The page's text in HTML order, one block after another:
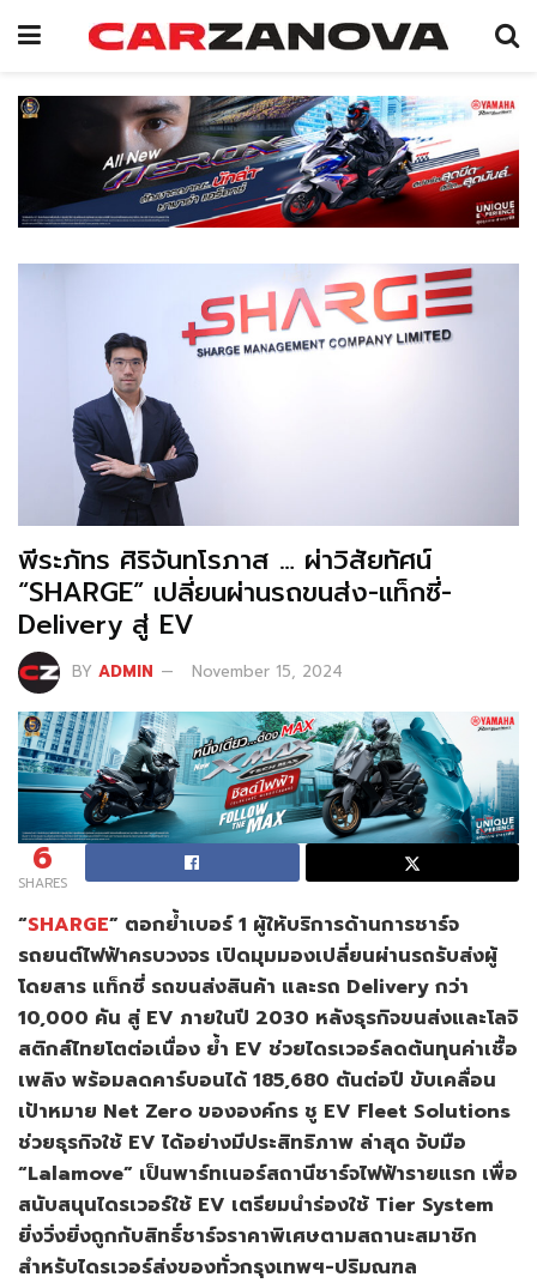
พีระภัทร ศิริจันทโรภาส … ผ่าวิสัยทัศน์
“SHARGE” เปลี่ยนผ่านรถขนส่ง-แท็กซี่-
Delivery สู่ EV
BY ADMIN November 15, 2024
6
SHARES
“SHARGE” ตอกย้ำเบอร์ 1 ผู้ให้บริการด้านการชาร์จ
รถยนต์ไฟฟ้าครบวงจร เปิดมุมมองเปลี่ยนผ่านรถรับส่งผู้
โดยสาร แท็กซี่ รถขนส่งสินค้า และรถ Delivery กว่า
10,000 คัน สู่ EV ภายในปี 2030 หลังธุรกิจขนส่งและโลจิ
สติกส์ไทยโตต่อเนื่อง ย้ำ EV ช่วยไดรเวอร์ลดต้นทุนค่าเชื้อ
เพลิง พร้อมลดคาร์บอนได้ 185,680 ตันต่อปี ขับเคลื่อน
เป้าหมาย Net Zero ขององค์กร ชู EV Fleet Solutions
ช่วยธุรกิจใช้ EV ได้อย่างมีประสิทธิภาพ ล่าสุด จับมือ
“Lalamove” เป็นพาร์ทเนอร์สถานีชาร์จไฟฟ้ารายแรก เพื่อ
สนับสนุนไดรเวอร์ใช้ EV เตรียมนำร่องใช้ Tier System
ยิ่งวิ่งยิ่งถูกกับสิทธิ์ชาร์จราคาพิเศษตามสถานะสมาชิก
สำหรับไดรเวอร์ส่งของทั่วกรุงเทพฯ-ปริมณฑล